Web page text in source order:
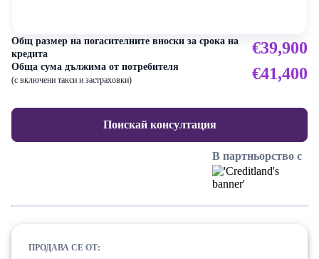
Общ размер на погасителните вноски за срока на
кредита
€39,900
Обща сума дължима от потребителя
(с включени такси и застраховки) €41,400
Поискай консултация
В партньорство с
ПРОДАВА СЕ ОТ: